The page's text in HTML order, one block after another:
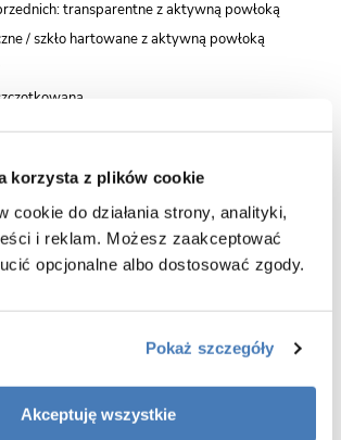
korzysta z plików cookie
cookie do działania strony, analityki,
i reklam. Możesz zaakceptować
opcjonalne albo dostosować zgody.
Pokaż szczegóły
Akceptuję wszystkie
transparentne z aktywną powłoką
/ szkło hartowane z aktywną powłoką
aluminiowy
idealne do łazienek. Produkty ze szkła
maksymalne bezpieczeństwo użytkowania i są
je, by mieć pewność bezpieczeństwa w
intensywności wody